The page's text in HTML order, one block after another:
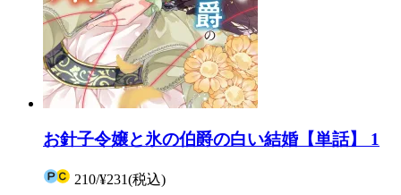
お針子令嬢と氷の伯爵の白い結婚【単話】 1
210/¥231(税込)